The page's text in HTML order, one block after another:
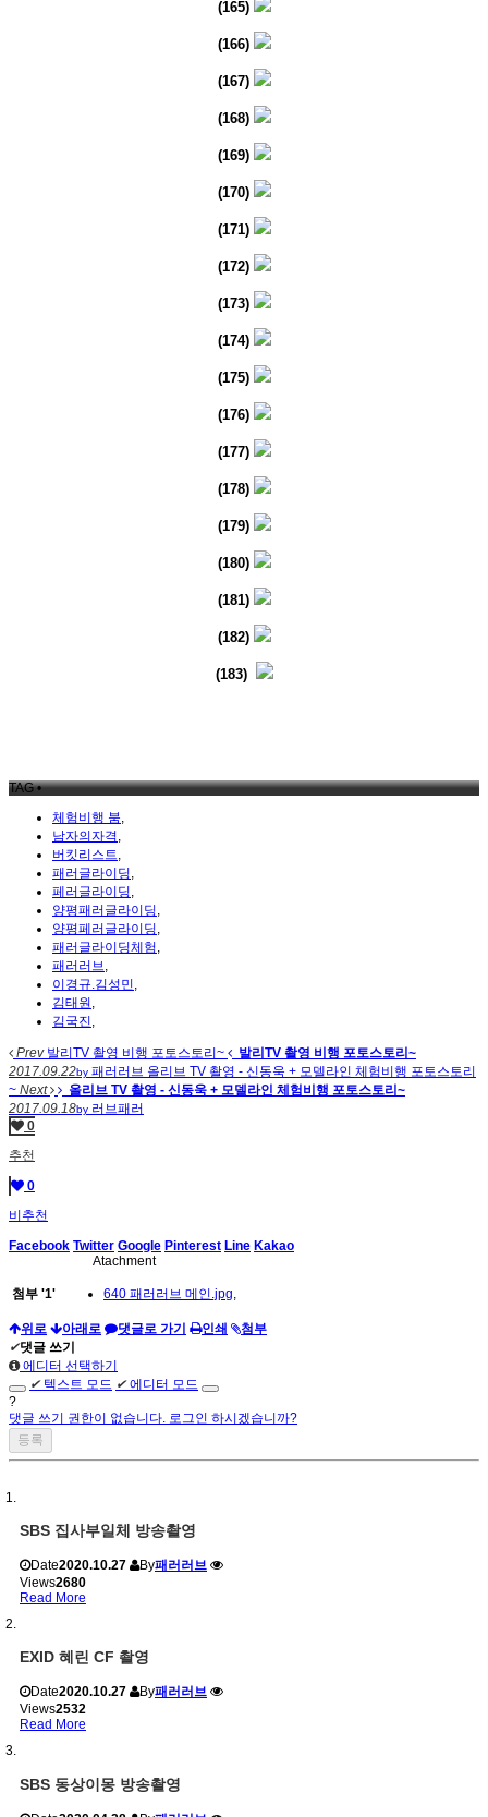
(165)
(166)
(167)
(168)
(169)
(170)
(171)
(172)
(173)
(174)
(175)
(176)
(177)
(178)
(179)
(180)
(181)
(182)
(183)
TAG •
체험비행 붐,
남자의자격 ,
버킷리스트,
패러글라이딩,
페러글라이딩,
양평패러글라이딩,
양평페러글라이딩,
패러글라이딩체험 ,
패러러브,
이경규.김성민,
김태원 ,
김국진,
Prev발리TV 촬영 비행 포토스토리~
발리TV 촬영 비행 포토스토리~
2017.09.22by 패러러브 올리브 TV 촬영 - 신동욱 + 모델라인 체험비행 포토스토리
~ Next
올리브 TV 촬영 - 신동욱 + 모델라인 체험비행 포토스토리~
2017.09.18by 러브패러
0
추천
0
비추천
Facebook Twitter Google Pinterest Line Kakao
Atachment
첨부 '1' 640 패러러브 메인.jpg,
위로 아래로 댓글로 가기 인쇄
첨부
✔댓글 쓰기
에디터 선택하기
✔ 텍스트 모드 ✔에디터 모드
?
댓글 쓰기 권한이 없습니다. 로그인 하시겠습니까?
SBS 집사부일체 방송촬영
Date2020.10.27 By패러러브
Views2680
Read More
EXID 혜린 CF 촬영
Date2020.10.27 By패러러브
Views2532
Read More
SBS 동상이몽 방송촬영